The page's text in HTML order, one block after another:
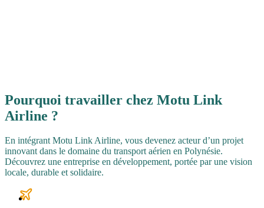
Pourquoi travailler chez Motu Link
Airline ?
En intégrant Motu Link Airline, vous devenez acteur d’un projet
innovant dans le domaine du transport aérien en Polynésie.
Découvrez une entreprise en développement, portée par une vision
locale, durable et solidaire.